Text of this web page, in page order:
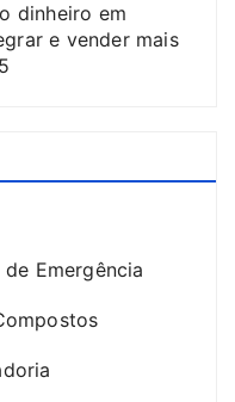
dinheiro em
e vender mais
de Emergência